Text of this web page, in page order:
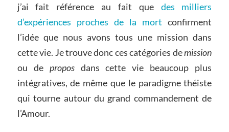
j’ai fait référence au fait que des milliers
d’expériences proches de la mort confirment
l’idée que nous avons tous une mission dans
cette vie. Je trouve donc ces catégories demission
ou de proposdans cette vie beaucoup plus
intégratives, de même que le paradigme théiste
qui tourne autour du grand commandement de
l’Amour.